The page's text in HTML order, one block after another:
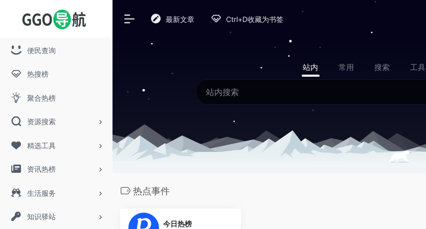
便民查询
热搜榜
聚合热榜
资源搜索
精选工具
资讯热榜
生活服务
知识驿站
最新文章 Ctrl+D收藏为书签
站内 常用 搜索 工具
热点事件
今日热榜